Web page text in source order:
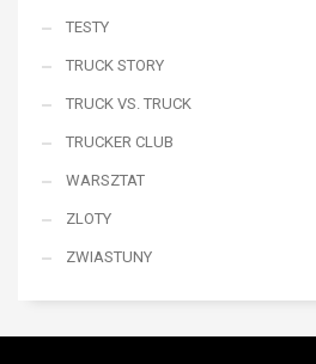
TESTY
TRUCK STORY
TRUCK VS. TRUCK
TRUCKER CLUB
WARSZTAT
ZLOTY
ZWIASTUNY